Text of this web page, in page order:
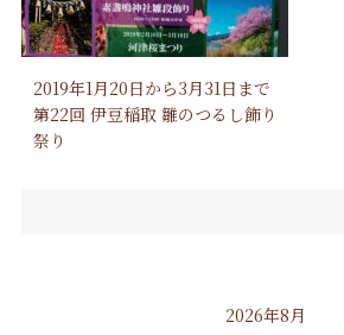
2019年1月20日から3月31日まで
第22回 伊豆稲取 雛のつるし飾り
祭り
2026年8月